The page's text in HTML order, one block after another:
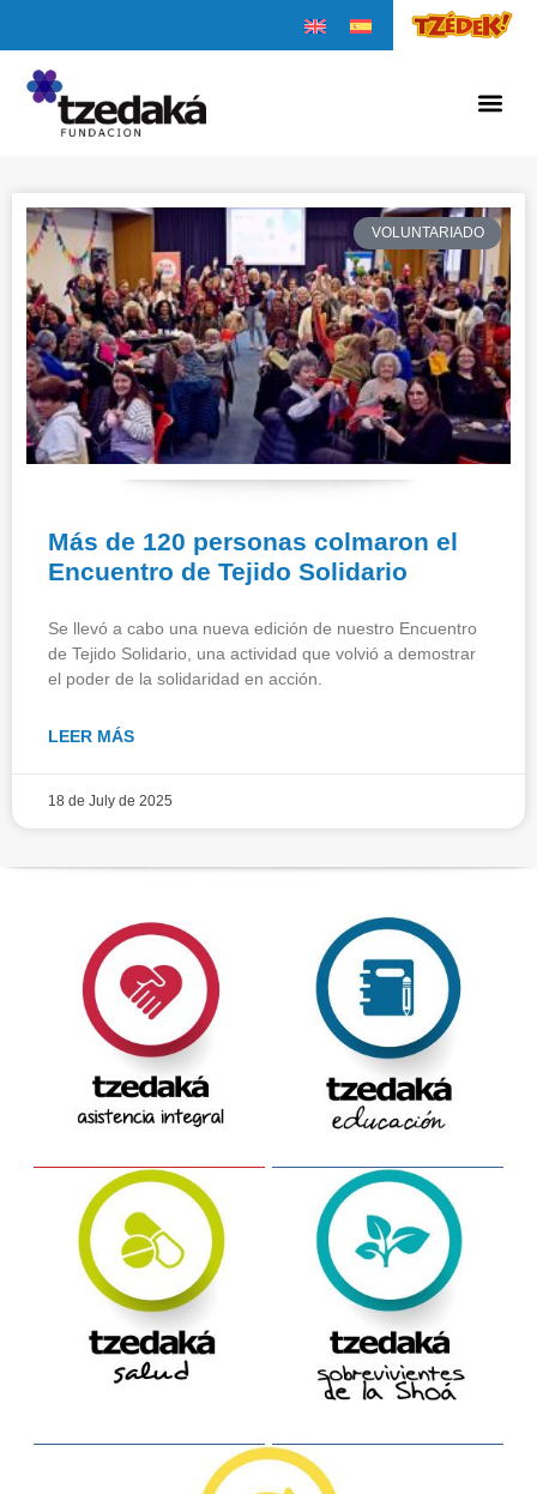
VOLUNTARIADO
Más de 120 personas colmaron el
Encuentro de Tejido Solidario
Se llevó a cabo una nueva edición de nuestro Encuentro
de Tejido Solidario, una actividad que volvió a demostrar
el poder de la solidaridad en acción.
LEER MÁS
18 de July de 2025